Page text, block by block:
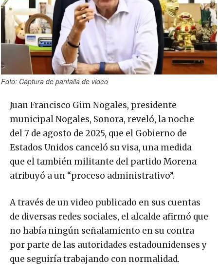
Foto: Captura de pantalla de video
Juan Francisco Gim Nogales, presidente
municipal Nogales, Sonora, reveló, la noche
del 7 de agosto de 2025, que el Gobierno de
Estados Unidos canceló su visa, una medida
que el también militante del partido Morena
atribuyó a un “proceso administrativo”.
A través de un video publicado en sus cuentas
de diversas redes sociales, el alcalde afirmó que
no había ningún señalamiento en su contra
por parte de las autoridades estadounidenses y
que seguiría trabajando con normalidad.